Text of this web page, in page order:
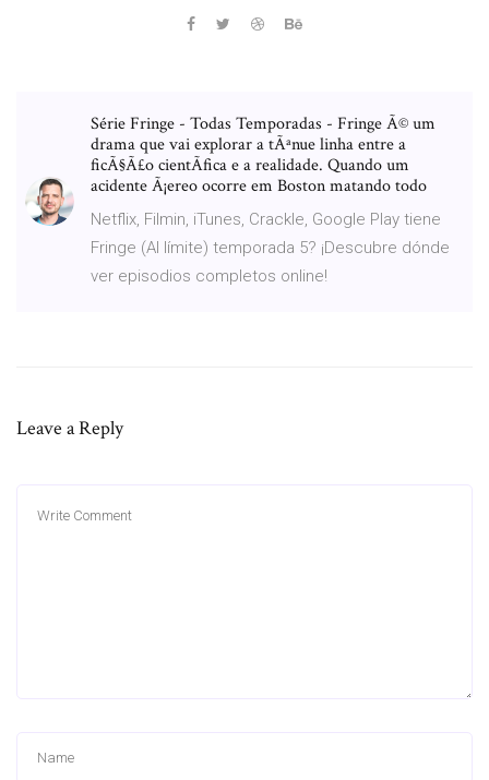
Série Fringe - Todas Temporadas - Fringe Ã© um
drama que vai explorar a tÃªnue linha entre a
ficÃ§Ã£o cientÃ­fica e a realidade. Quando um
acidente Ã¡ereo ocorre em Boston matando todo
Netflix, Filmin, iTunes, Crackle, Google Play tiene
Fringe (Al límite) temporada 5? ¡Descubre dónde
ver episodios completos online!
Leave a Reply